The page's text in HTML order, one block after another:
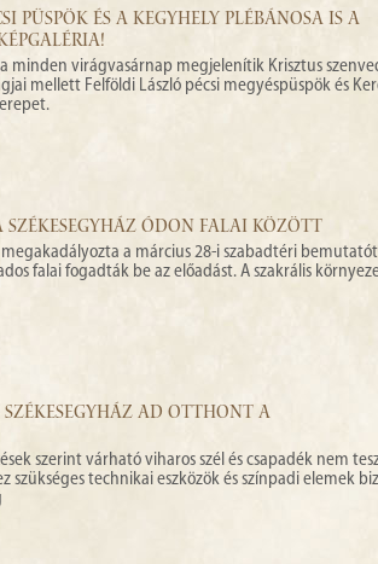
PÜSPÖK ÉS A KEGYHELY PLÉBÁNOSA IS A
minden virágvasárnap megjelenítik Krisztus
mellett Felföldi László pécsi megyéspüspök és
SZÉKESEGYHÁZ ÓDON FALAI KÖZÖTT
a március 28-i szabadtéri
falai fogadták be az előadást. A szakrális
SZÉKESEGYHÁZ AD OTTHONT A
szerint várható viharos szél és csapadék nem
szükséges technikai eszközök és színpadi elemek